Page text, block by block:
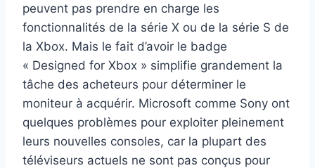
peuvent pas prendre en charge les
fonctionnalités de la série X ou de la série S de
la Xbox. Mais le fait d’avoir le badge
« Designed for Xbox » simplifie grandement la
tâche des acheteurs pour déterminer le
moniteur à acquérir. Microsoft comme Sony ont
quelques problèmes pour exploiter pleinement
leurs nouvelles consoles, car la plupart des
téléviseurs actuels ne sont pas conçus pour